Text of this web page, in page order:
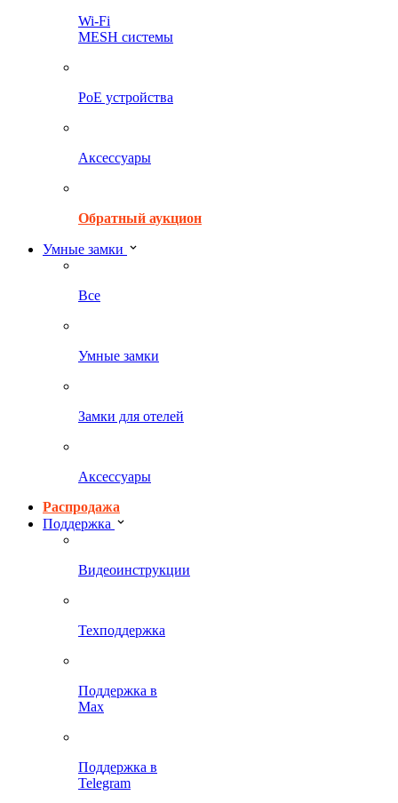
Wi-Fi
MESH системы
PoE устройства
Аксессуары
Обратный аукцион
Умные замки
Все
Умные замки
Замки для отелей
Аксессуары
Распродажа
Поддержка
Видеоинструкции
Техподдержка
Поддержка в
Max
Поддержка в
Telegram